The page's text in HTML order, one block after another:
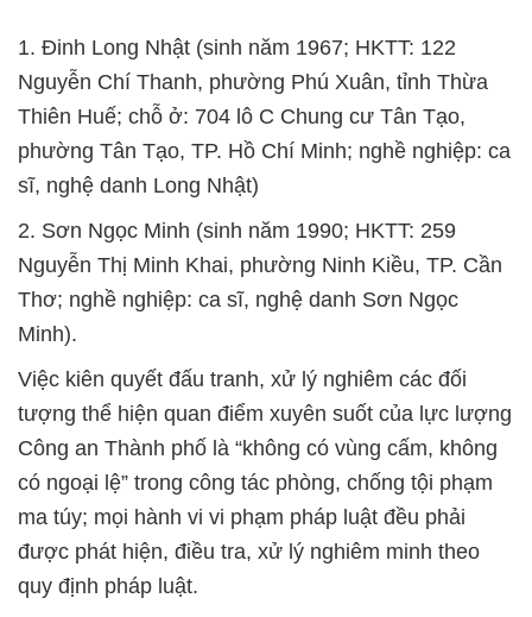
1. Đinh Long Nhật (sinh năm 1967; HKTT: 122
Nguyễn Chí Thanh, phường Phú Xuân, tỉnh Thừa
Thiên Huế; chỗ ở: 704 lô C Chung cư Tân Tạo,
phường Tân Tạo, TP. Hồ Chí Minh; nghề nghiệp: ca
sĩ, nghệ danh Long Nhật)
2. Sơn Ngọc Minh (sinh năm 1990; HKTT: 259
Nguyễn Thị Minh Khai, phường Ninh Kiều, TP. Cần
Thơ; nghề nghiệp: ca sĩ, nghệ danh Sơn Ngọc
Minh).
Việc kiên quyết đấu tranh, xử lý nghiêm các đối
tượng thể hiện quan điểm xuyên suốt của lực lượng
Công an Thành phố là “không có vùng cấm, không
có ngoại lệ” trong công tác phòng, chống tội phạm
ma túy; mọi hành vi vi phạm pháp luật đều phải
được phát hiện, điều tra, xử lý nghiêm minh theo
quy định pháp luật.